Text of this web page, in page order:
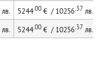
лв. 5244.00€ / 10256.37 лв.
лв. 5244.00€ / 10256.37 лв.